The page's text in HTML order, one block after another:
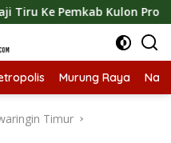
Kulon Progo
Murung Raya
Timur